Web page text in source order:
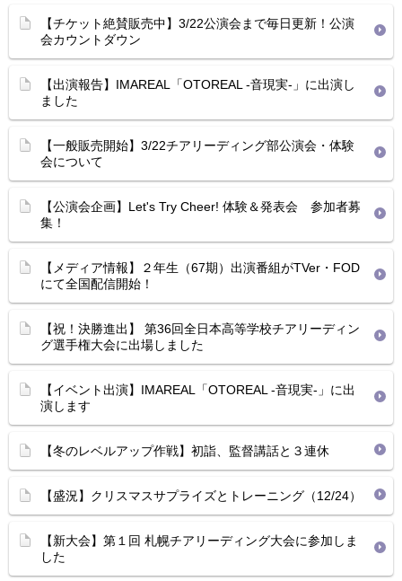
【チケット絶賛販売中】3/22公演会まで毎日更新！公演
会カウントダウン
【出演報告】IMAREAL「OTOREAL -音現実-」に出演し
ました
【一般販売開始】3/22チアリーディング部公演会・体験
会について
【公演会企画】Let's Try Cheer! 体験＆発表会 参加者募
集！
【メディア情報】２年生（67期）出演番組がTVer・FOD
にて全国配信開始！
【祝！決勝進出】 第36回全日本高等学校チアリーディン
グ選手権大会に出場しました
【イベント出演】IMAREAL「OTOREAL -音現実-」に出
演します
【冬のレベルアップ作戦】初詣、監督講話と３連休
【盛況】クリスマスサプライズとトレーニング（12/24）
【新大会】第１回 札幌チアリーディング大会に参加しま
した